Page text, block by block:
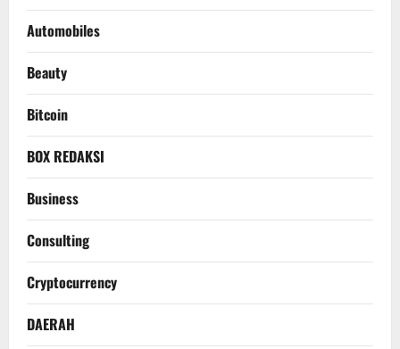
Automobiles
Beauty
Bitcoin
BOX REDAKSI
Business
Consulting
Cryptocurrency
DAERAH